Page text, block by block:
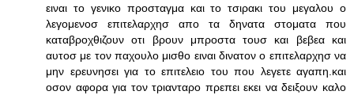
ειναι το γενικο προσταγμα και το τσιρακι του μεγαλου ο
λεγομενοσ επιτελαρχησ απο τα δηνατα στοματα που
καταβροχθιζουν οτι βρουν μπροστα τουσ και βεβεα και
αυτοσ με τον παχουλο μισθο ειναι δινατον ο επιτελαρχησ να
μην ερευνησει για το επιτελειο του που λεγετε αγαπη.και
οσον αφορα για τον τριανταρο πρεπει εκει να δειξουν καλο